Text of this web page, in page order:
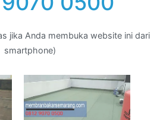
jika Anda membuka website ini dari
smartphone)